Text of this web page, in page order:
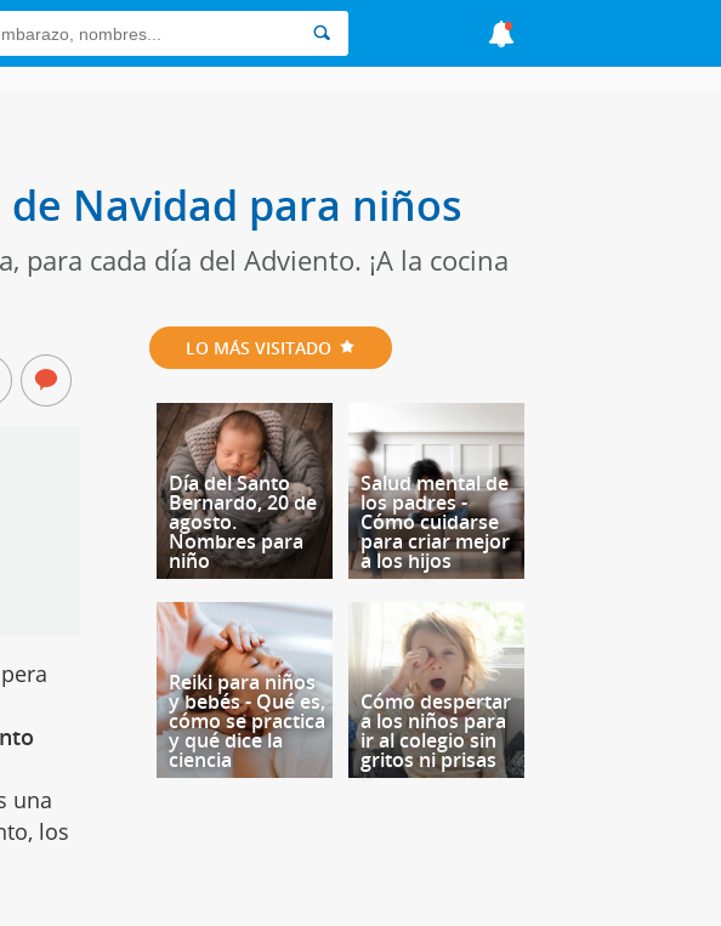
Navidad para niños
para cada día del Adviento. ¡A la cocina
una
los
LO MÁS VISITADO
Día del Santo
Bernardo, 20 de
agosto.
Nombres para
niño
Salud mental de
los padres -
Cómo cuidarse
para criar mejor
a los hijos
Reiki para niños
y bebés - Qué es,
cómo se practica
y qué dice la
ciencia
Cómo despertar
a los niños para
ir al colegio sin
gritos ni prisas